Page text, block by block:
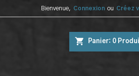
Bienvenue, Connexion ou Créez
shopping_cart Panier: 0